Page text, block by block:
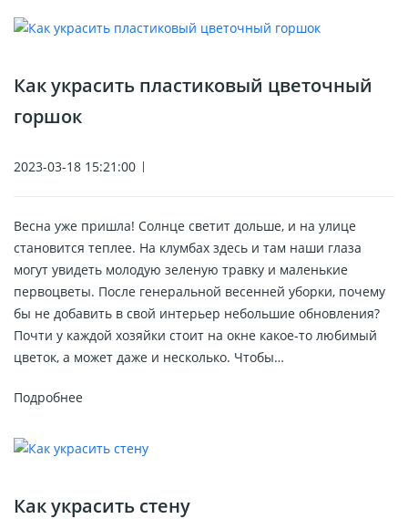
Как украсить пластиковый цветочный
горшок
2023-03-18 15:21:00
Весна уже пришла! Солнце светит дольше, и на улице
становится теплее. На клумбах здесь и там наши глаза
могут увидеть молодую зеленую травку и маленькие
первоцветы. После генеральной весенней уборки, почему
бы не добавить в свой интерьер небольшие обновления?
Почти у каждой хозяйки стоит на окне какое-то любимый
цветок, а может даже и несколько. Чтобы…
Подробнее
Как украсить стену